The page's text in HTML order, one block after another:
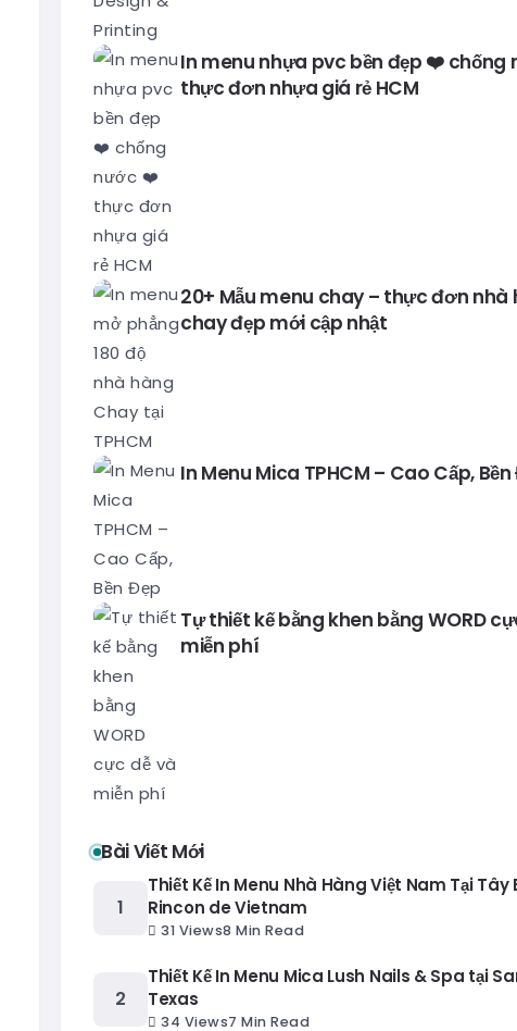
In menu nhựa pvc bền đẹp ❤️
thực đơn nhựa giá rẻ HCM
20+ Mẫu menu chay – thực đơn nhà
chay đẹp mới cập nhật
In Menu Mica TPHCM – Cao Cấp,
Tự thiết kế bằng khen bằng WORD
miễn phí
Bài Viết Mới
Thiết Kế In Menu Nhà Hàng Việt Nam Tại Tây
Rincon de Vietnam
31 Views8 Min Read
Thiết Kế In Menu Mica Lush Nails & Spa tại
Texas
34 Views7 Min Read